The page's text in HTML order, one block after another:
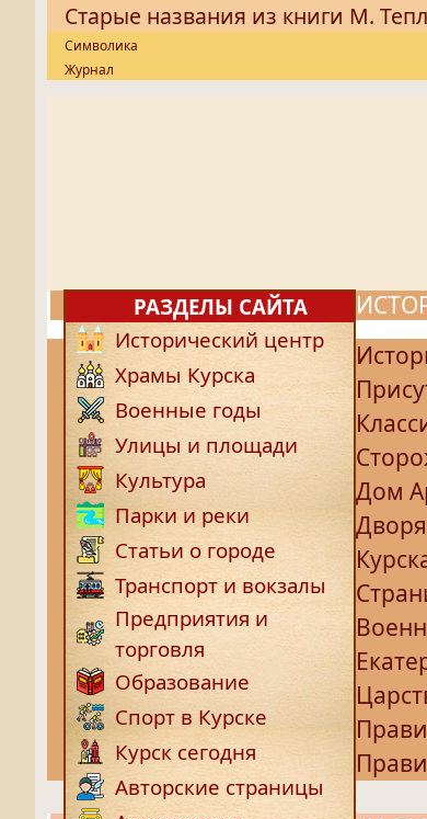
Старые названия из книги М.
Символика
Журнал
РАЗДЕЛЫ САЙТА
Исторический центр
Храмы Курска
Военные годы
Улицы и площади
Культура
Парки и реки
Статьи о городе
Транспорт и вокзалы
Предприятия и
торговля
Образование
Спорт в Курске
Курск сегодня
Авторские страницы
Дом